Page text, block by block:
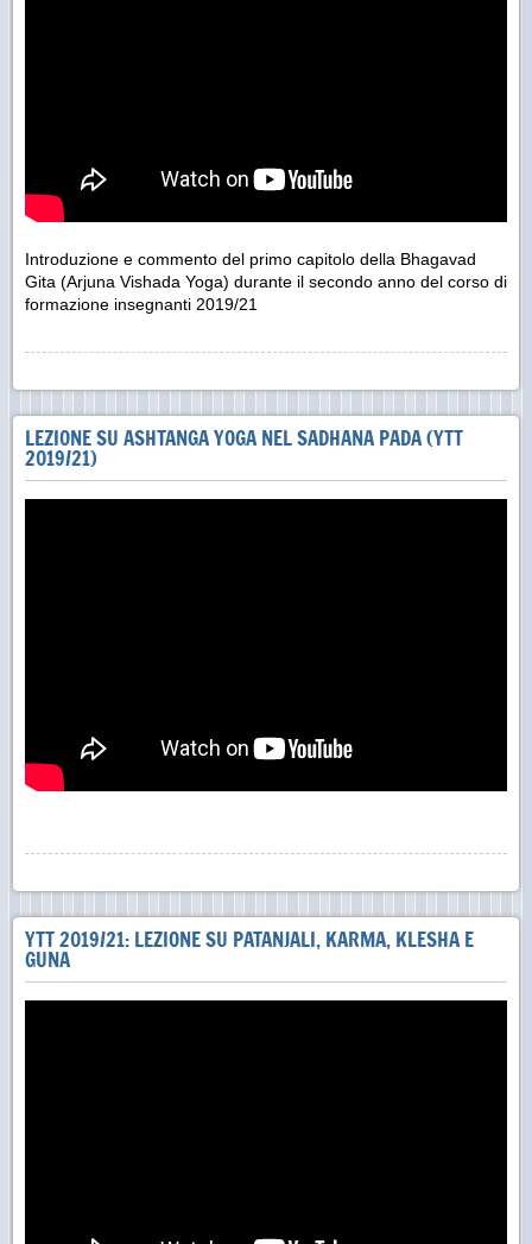
Introduzione e commento del primo capitolo della Bhagavad
Gita (Arjuna Vishada Yoga) durante il secondo anno del corso di
formazione insegnanti 2019/21
LEZIONE SU ASHTANGA YOGA NEL SADHANA PADA (YTT
2019/21)
YTT 2019/21: LEZIONE SU PATANJALI, KARMA, KLESHA E
GUNA